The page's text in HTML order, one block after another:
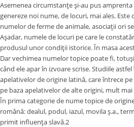
Asemenea circumstanţe şi-au pus
genereze noi nume, de locuri, mai ales.
numelor de ferme de animale, asociaţii ori
Aşadar, numele de locuri pe care le
produsul unor condiţii istorice. În masa
Dar vechimea numelor topice poate fi,
când ele apar în izvoare scrise. Studiile
apelativelor de origine latină, care întrece
pe baza apelativelor de alte origini, mult
În prima categorie de nume topice de
română: dealul, podul, iazul, movila ş.a.,
primit influenţa slavă.2